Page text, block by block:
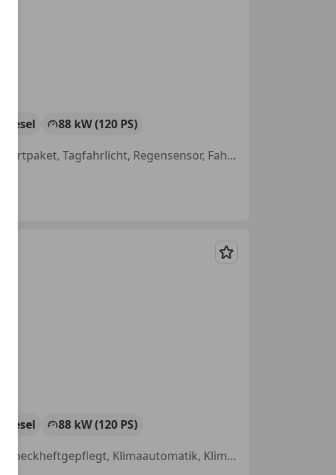
Diesel
88 kW (120 PS)
Sitzheizung, Alufelgen, Nichtraucherfahrzeug, LED-Scheinwerfer, Sportpaket, Tagfahrlicht, Regensensor, Fahrerairbag
Merken
Diesel
88 kW (120 PS)
Garantie, Panoramadach, Schiebedach, Sportpaket, Regensensor, Scheckheftgepflegt, Klimaautomatik, Klimaanlage